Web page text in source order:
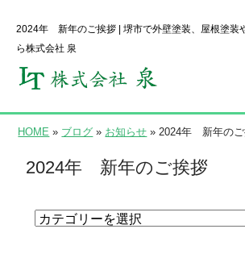
2024年 新年のご挨拶 | 堺市で外壁塗装、屋根塗装
ら株式会社 泉
HOME » ブログ » お知らせ » 2024年 新年の
2024年 新年のご挨拶